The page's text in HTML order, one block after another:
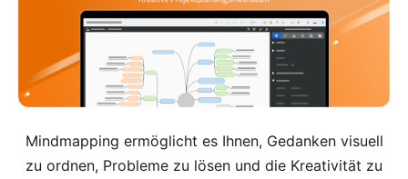
Mindmapping ermöglicht es Ihnen, Gedanken visuell
zu ordnen, Probleme zu lösen und die Kreativität zu